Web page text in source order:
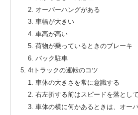
オーバーハングがある
車幅が大きい
車高が高い
荷物が乗っているときのブレーキ
バック駐車
4tトラックの運転のコツ
車体の大きさを常に意識する
右左折する前はスピードを落とし
車体の横に何かあるときは、オー